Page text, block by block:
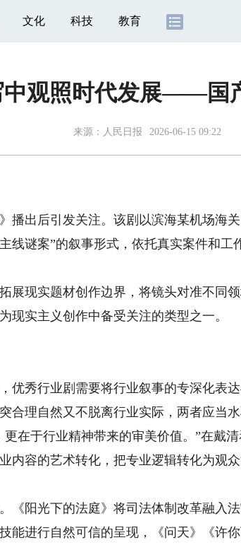
文化 科技 教育
中观照时代发展——国
来源： 人民日报 2026-06-15 09:22
出后引发关注。该剧以滨海某机场海
线谜案”的叙事形式，依托真实案件和工
现实题材创作边界，将镜头对准不同
现实主义创作中备受关注的类型之一。
秀行业剧需要将行业叙事的专深化表
合理自然又不脱离行业实际，两者应当水
于行业精神带来的审美价值。”在戴清
内容的艺术转化，把专业逻辑转化为观
阳光下的法庭》将司法体制改革融入
能进行自然可信的呈现，《问天》《许